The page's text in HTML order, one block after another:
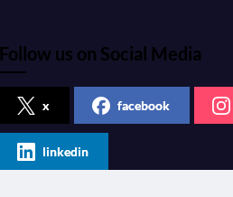
Follow us on Social Media
x facebook
linkedin